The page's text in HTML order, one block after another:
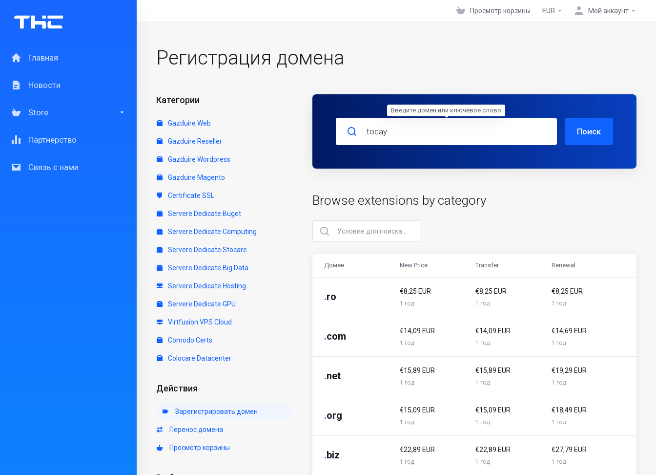
Главная
Новости
Store
Партнерство
Связь с нами
Просмотр корзины EUR Мой аккаунт
Регистрация домена
Категории
Gazduire Web
Gazduire Reseller
Gazduire Wordpress
Gazduire Magento
Certificate SSL
Servere Dedicate Buget
Servere Dedicate Computing
Servere Dedicate Stocare
Servere Dedicate Big Data
Servere Dedicate Hosting
Servere Dedicate GPU
Virtfusion VPS Cloud
Comodo Certs
Colocare Datacenter
Действия
Зарегистрировать домен
Перенос домена
Просмотр корзины
Поиск
Browse extensions by category
Домен New Price Transfer Renewal
.ro €8,25 EUR
1 год
€8,25 EUR
1 год
€8,25 EUR
1 год
.com €14,09 EUR
1 год
€14,09 EUR
1 год
€14,69 EUR
1 год
.net €15,89 EUR
1 год
€15,89 EUR
1 год
€19,29 EUR
1 год
.org €15,09 EUR
1 год
€15,09 EUR
1 год
€18,49 EUR
1 год
.biz €22,89 EUR
1 год
€22,89 EUR
1 год
€27,79 EUR
1 год
Введите домен или ключевое слово